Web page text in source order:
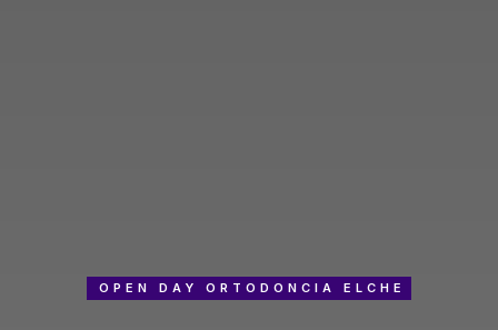
OPEN DAY ORTODONCIA ELCHE